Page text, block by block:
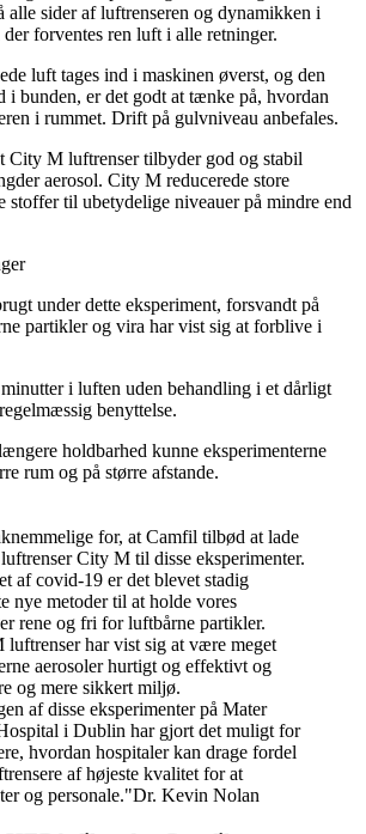
alle sider af luftrenseren og dynamikken i
forventes ren luft i alle retninger.
luft tages ind i maskinen øverst, og den
i bunden, er det godt at tænke på, hvordan
i rummet. Drift på gulvniveau anbefales.
City M luftrenser tilbyder god og stabil
aerosol. City M reducerede store
stoffer til ubetydelige niveauer på mindre end
under dette eksperiment, forsvandt på
partikler og vira har vist sig at forblive i
i luften uden behandling i et dårligt
benyttelse.
holdbarhed kunne eksperimenterne
rum og på større afstande.
for, at Camfil tilbød at lade
City M til disse eksperimenter.
af covid-19 er det blevet stadig
nye metoder til at holde vores
rene og fri for luftbårne partikler.
har vist sig at være meget
aerosoler hurtigt og effektivt og
og mere sikkert miljø.
af disse eksperimenter på Mater
i Dublin har gjort det muligt for
hvordan hospitaler kan drage fordel
af højeste kvalitet for at
og personale. Dr. Kevin Nolan